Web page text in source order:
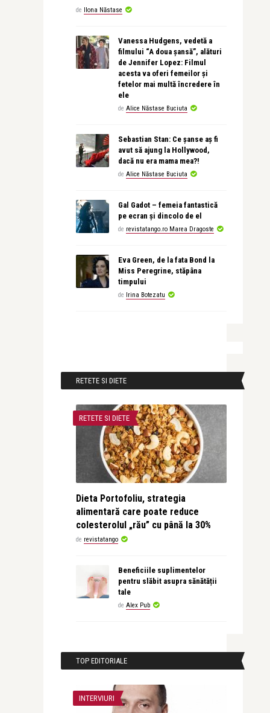
de Ilona Năstase
Vanessa Hudgens, vedetă a
filmului “A doua șansă”, alături
de Jennifer Lopez: Filmul
acesta va oferi femeilor și
fetelor mai multă încredere în
ele
de Alice Năstase Buciuta
Sebastian Stan: Ce șanse aș fi
avut să ajung la Hollywood,
dacă nu era mama mea?!
de Alice Năstase Buciuta
Gal Gadot – femeia fantastică
pe ecran și dincolo de el
de revistatango.ro Marea Dragoste
Eva Green, de la fata Bond la
Miss Peregrine, stăpâna
timpului
de Irina Botezatu
RETETE SI DIETE
RETETE SI DIETE
Dieta Portofoliu, strategia
alimentară care poate reduce
colesterolul „rău” cu până la 30%
de revistatango
Beneficiile suplimentelor
pentru slăbit asupra sănătății
tale
de Alex Pub
TOP EDITORIALE
INTERVIURI